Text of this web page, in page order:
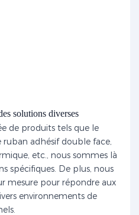
solutions diverses
de produits tels que le
ruban adhésif double face,
etc., nous sommes là
spécifiques. De plus, nous
mesure pour répondre aux
environnements de